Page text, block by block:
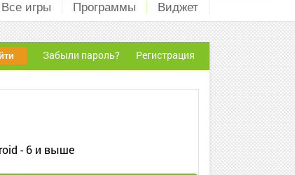
Все игры Программы Виджет
Забыли пароль? Регистрация
- 6 и выше